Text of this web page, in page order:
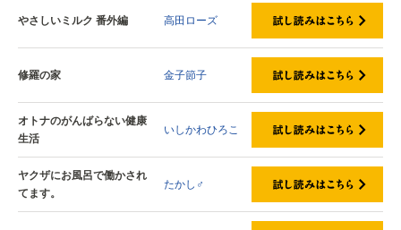
やさしいミルク 番外編 高田ローズ
修羅の家 金子節子
オトナのがんばらない健康
生活
いしかわひろこ
ヤクザにお風呂で働かされ
てます。
たかし♂